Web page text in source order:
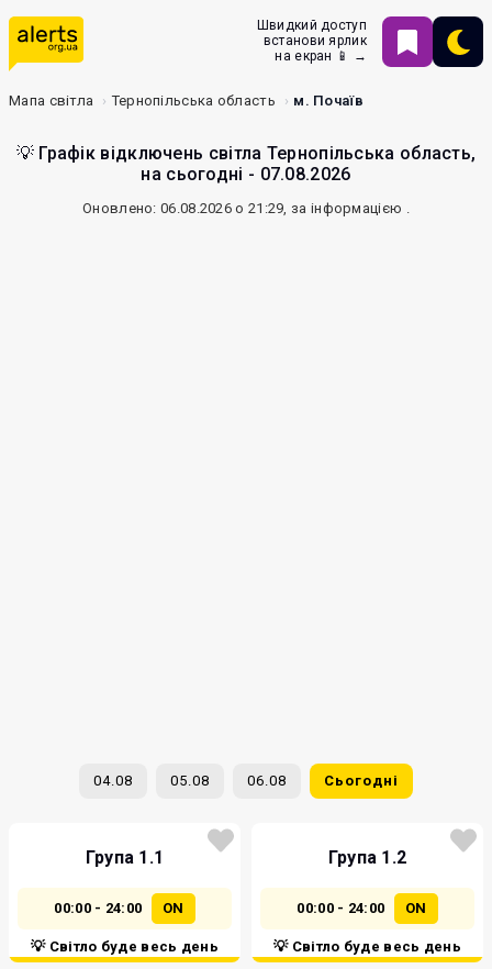
Швидкий доступ
встанови ярлик
на екран 📱 →
Мапа світла Тернопільська область м. Почаїв
💡 Графік відключень світла Тернопільська область,
на сьогодні - 07.08.2026
Оновлено: 06.08.2026 о 21:29, за інформацією .
04.08 05.08 06.08 Сьогодні
Група 1.1
00:00 - 24:00 ON
💡 Світло буде весь день
Група 1.2
00:00 - 24:00 ON
💡 Світло буде весь день